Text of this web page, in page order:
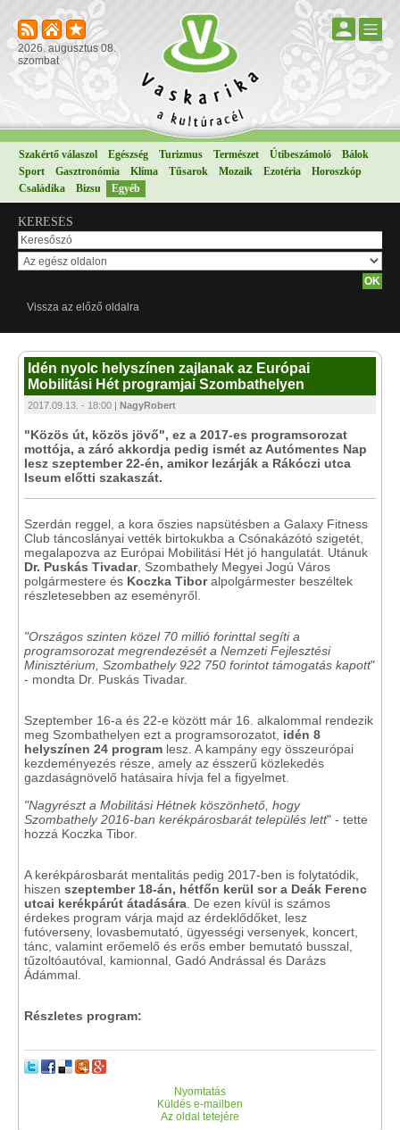
2026. augusztus 08.
szombat
Szakértő válaszol Egészség Turizmus Természet Útibeszámoló
Bálok
Sport
Gasztronómia Klíma Tűsarok Mozaik Ezotéria
Horoszkóp
Családika
Bizsu Egyéb
KERESÉS
Vissza az előző oldalra
Idén nyolc helyszínen zajlanak az Európai
Mobilitási Hét programjai Szombathelyen
2017.09.13. - 18:00 | NagyRobert
"Közös út, közös jövő", ez a 2017-es programsorozat
mottója, a záró akkordja pedig ismét az Autómentes Nap
lesz szeptember 22-én, amikor lezárják a Rákóczi utca
Iseum előtti szakaszát.
Szerdán reggel, a kora őszies napsütésben a Galaxy Fitness
Club táncoslányai vették birtokukba a Csónakázótó szigetét,
megalapozva az Európai Mobilitási Hét jó hangulatát. Utánuk
Dr. Puskás Tivadar, Szombathely Megyei Jogú Város
polgármestere és Koczka Tiboralpolgármester beszéltek
részletesebben az eseményről.
"Országos szinten közel 70 millió forinttal segíti a
programsorozat megrendezését a Nemzeti Fejlesztési
Minisztérium, Szombathely 922 750 forintot támogatás kapott"
- mondta Dr. Puskás Tivadar.
Szeptember 16-a és 22-e között már 16. alkalommal rendezik
meg Szombathelyen ezt a programsorozatot, idén 8
helyszínen 24 program lesz. A kampány egy összeurópai
kezdeményezés része, amely az ésszerű közlekedés
gazdaságnövelő hatásaira hívja fel a figyelmet.
"Nagyrészt a Mobilitási Hétnek köszönhető, hogy
Szombathely 2016-ban kerékpárosbarát település lett" - tette
hozzá Koczka Tibor.
A kerékpárosbarát mentalitás pedig 2017-ben is folytatódik,
hiszen szeptember 18-án, hétfőn kerül sor a Deák Ferenc
utcai kerékpárút átadására . De ezen kívül is számos
érdekes program várja majd az érdeklődőket, lesz
futóverseny, lovasbemutató, ügyességi versenyek, koncert,
tánc, valamint erőemelő és erős ember bemutató busszal,
tűzoltóautóval, kamionnal, Gadó Andrással és Darázs
Ádámmal.
Részletes program:
Nyomtatás
Küldés e-mailben
Az oldal tetejére